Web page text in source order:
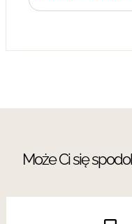
Może Ci się